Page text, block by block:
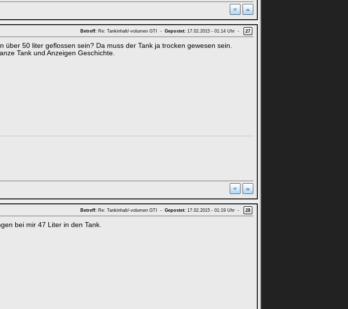
Betreff: Re: Tankinhalt/-volumen GTI - Gepostet: 17.02.2015 - 01:14 Uhr - 27
über 50 liter geflossen sein? Da muss der Tank ja trocken gewesen sein.
Tank und Anzeigen Geschichte.
Betreff: Re: Tankinhalt/-volumen GTI - Gepostet: 17.02.2015 - 01:19 Uhr - 28
bei mir 47 Liter in den Tank.